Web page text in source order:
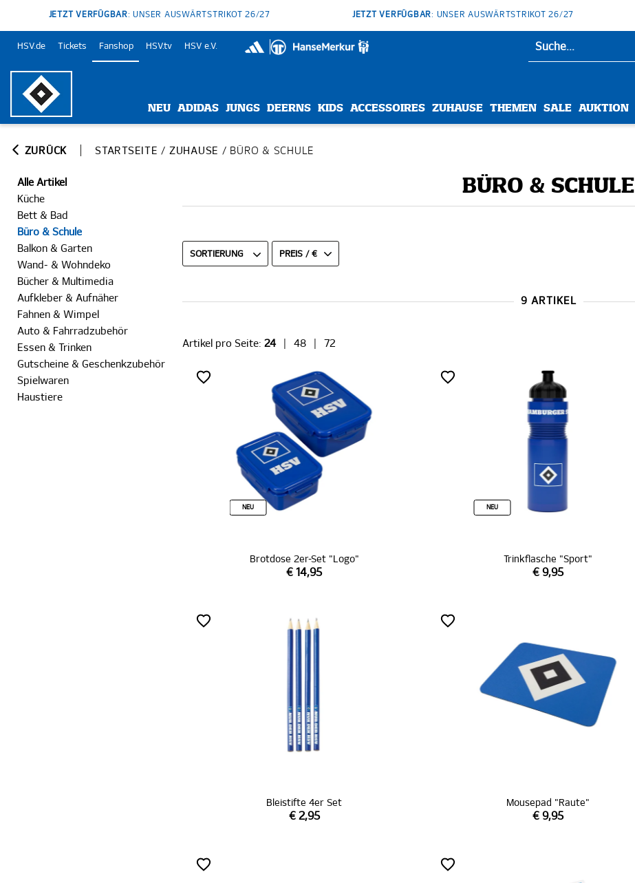
JETZT VERFÜGBAR: UNSER AUSWÄRTSTRIKOT 26/27 JETZT VERFÜGBAR: UNSER AUSWÄRTSTRIKOT 26/27
HSV.de Tickets Fanshop HSV.tv HSV e.V.
NEU ADIDAS JUNGS DEERNS KIDS ACCESSOIRES ZUHAUSE THEMEN SALE AUKTION
ZURÜCK STARTSEITE / ZUHAUSE / BÜRO & SCHULE
Alle Artikel
Küche
Bett & Bad
Büro & Schule
Balkon & Garten
Wand- & Wohndeko
Bücher & Multimedia
Aufkleber & Aufnäher
Fahnen & Wimpel
Auto & Fahrradzubehör
Essen & Trinken
Gutscheine & Geschenkzubehör
Spielwaren
Haustiere
BÜRO & SCHULE
SORTIERUNG PREIS / €
9 ARTIKEL
Artikel pro Seite: 24 48 72
NEU
Brotdose 2er-Set "Logo"
€ 14,95
NEU
Trinkflasche "Sport"
€ 9,95
Bleistifte 4er Set
€ 2,95
Mousepad "Raute"
€ 9,95